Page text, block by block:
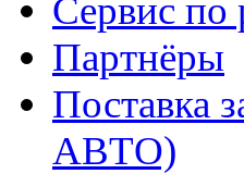
Сервис по
Партнёры
АВТО)